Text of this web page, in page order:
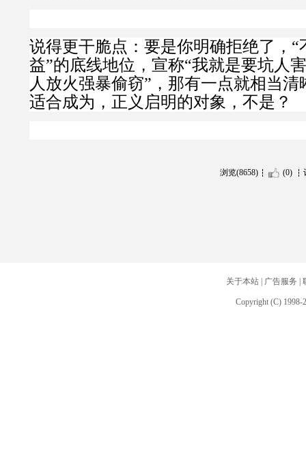
说得更干脆点：要是你明确拒绝了，
益”的底线地位，宣称“我就是要坑人
人放火强暴偷窃”，那有一点就相当
适合成为，正义启明的对象，不是？
浏览(8658) (0)
关于本站| 广告服务
Copyright (C) 1998-